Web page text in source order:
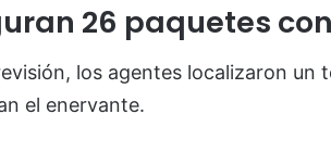
26 paquetes
los agentes localizaron un
el enervante.